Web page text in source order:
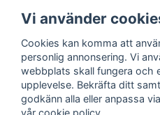
Följ oss:
Instagram
Facebook
TikTok
YouTube
Vi använder
Cookies kan komma att
personlig annonsering. Vi
webbplats skall fungera och
upplevelse. Bekräfta ditt
godkänn alla eller anpassa
vår cookie policy